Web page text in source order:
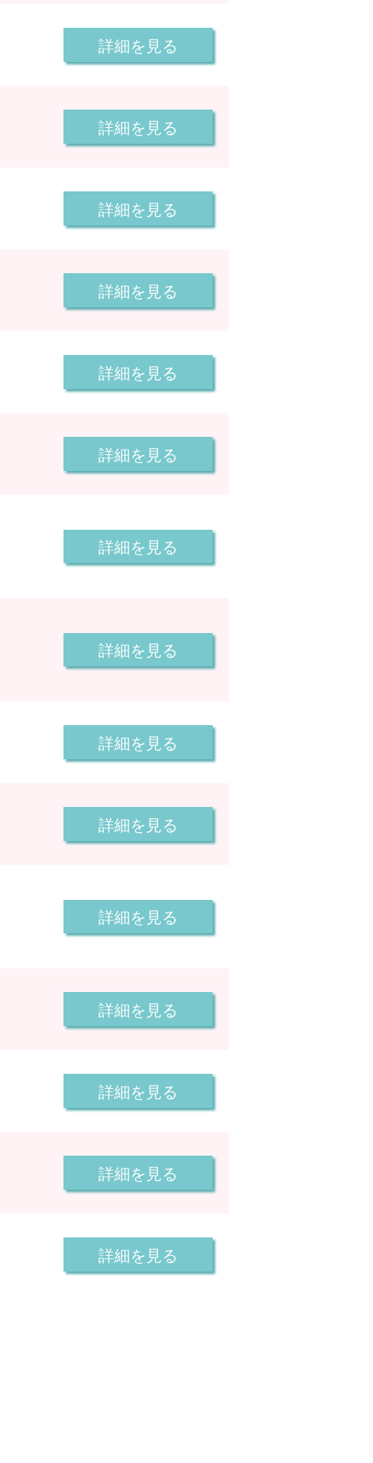
詳細を見る
詳細を見る
詳細を見る
詳細を見る
詳細を見る
詳細を見る
詳細を見る
詳細を見る
詳細を見る
詳細を見る
詳細を見る
詳細を見る
詳細を見る
詳細を見る
詳細を見る